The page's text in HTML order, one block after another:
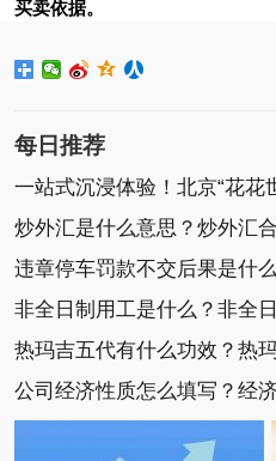
买卖依据。
每日推荐
一站式沉浸体验！北京“花花
违章停车罚款不交后果是什